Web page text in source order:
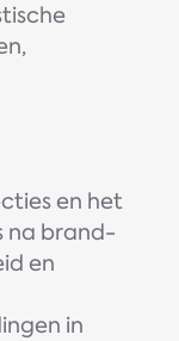
en het
na brand-
en
in